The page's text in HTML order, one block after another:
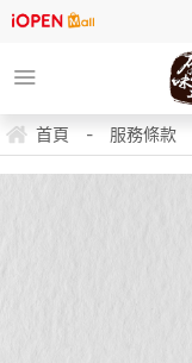
首頁 - 服務條款